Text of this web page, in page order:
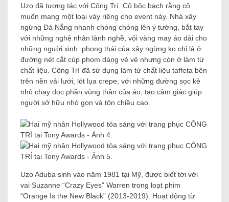
Uzo đã tương tác với Công Trí. Cô bộc bạch rằng cô
muốn mang một loại váy riêng cho event này. Nhà xây
ngừng Đà Nẵng nhanh chóng chóng lên ý tưởng, bắt tay
với những nghệ nhân lành nghề, vội vàng may áo dài cho
những người xinh. phong thái của xây ngừng ko chỉ là ở
đường nét cắt cúp phom dáng vẻ vẻ nhưng còn ở làm từ
chất liệu. Công Trí đã sử dụng làm từ chất liệu taffeta bên
trên nền vải lưới, lót lụa crepe, với những đường sọc kẻ
nhỏ chạy dọc phần vùng thân của áo, tạo cảm giác giúp
người sở hữu nhỏ gọn và tôn chiều cao.
Uzo Aduba sinh vào năm 1981 tại Mỹ, được biết tới với
vai Suzanne “Crazy Eyes” Warren trong loạt phim
“Orange Is the New Black” (2013-2019). Hoạt động từ